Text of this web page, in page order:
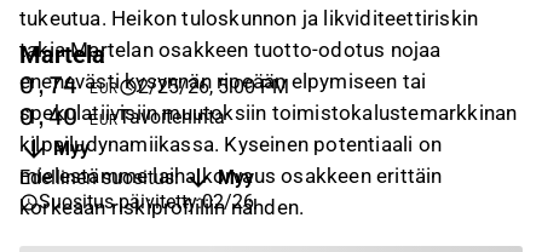
tukeutua. Heikon tuloskunnon ja likviditeettiriskin
takia Martelan osakkeen tuotto-odotus nojaa
enenevästi kysynnän ripeään elpymiseen tai
spekulatiivisiin muutoksiin toimistokalustemarkkinan
kilpailudynamiikassa. Kyseinen potentiaali on
mielestämme laiha korvaus osakkeen erittäin
korkeaan riskiprofiiliin nähden.
Martela
0,74 EUR 2/25/26, 5:00 PM
0,40 EURTavoitehinta
Myy
Edellinen suositus:
Myy
Suositus päivitetty:02/26